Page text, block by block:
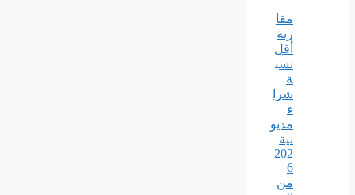
مقا
رنة
أقل
نسب
ة
شرا
ء
مديو
نية
202
6
من